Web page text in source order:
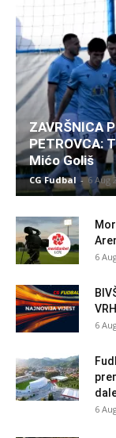
ZAVRŠNICA
PETROVCA:
Mićo Goliš
CG Fudbal - 6 Aug
6
6
6